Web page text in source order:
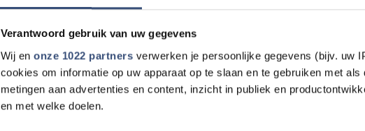
Verantwoord gebruik van uw gegevens
Wij en onze 1022 partners verwerken je persoonlijke gegevens (bijv. uw
cookies om informatie op uw apparaat op te slaan en te gebruiken met
metingen aan advertenties en content, inzicht in publiek en
en met welke doelen.
van harte welkom.
Donderdag 6 oktober 2016 van 10:00 - 12:00 uur.
Verenigingsgebouw Onder de Wiek, Ring 57, 3247 BN
De inloop is gratis en u hoeft zich vooraf niet aan te